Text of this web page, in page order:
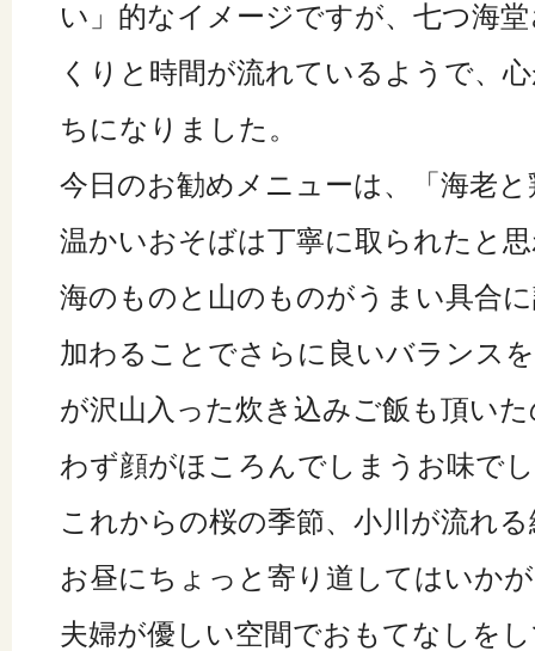
い」的なイメージですが、七つ海
くりと時間が流れているようで、
ちになりました。
今日のお勧めメニューは、「海老
温かいおそばは丁寧に取られたと
海のものと山のものがうまい具合
加わることでさらに良いバランス
が沢山入った炊き込みご飯も頂い
わず顔がほころんでしまうお味で
これからの桜の季節、小川が流れ
お昼にちょっと寄り道してはいか
夫婦が優しい空間でおもてなしを